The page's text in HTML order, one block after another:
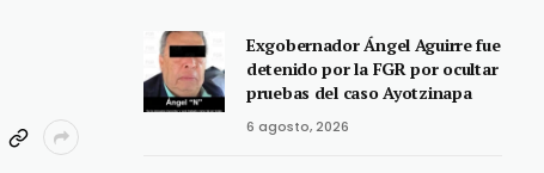
Exgobernador Ángel Aguirre fue
detenido por la FGR por ocultar
pruebas del caso Ayotzinapa
6 agosto, 2026